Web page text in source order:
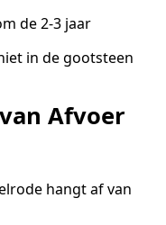
de 2-3 jaar
in de gootsteen
Afvoer
hangt af van